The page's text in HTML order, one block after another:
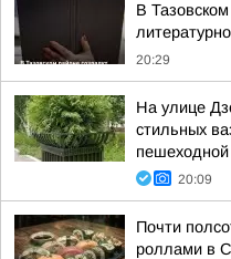
В
20:29
На улице
стильных
20:09
Почти
роллами в